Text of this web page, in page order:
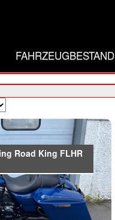
FAHRZEUGBESTAND
Road King FLHR